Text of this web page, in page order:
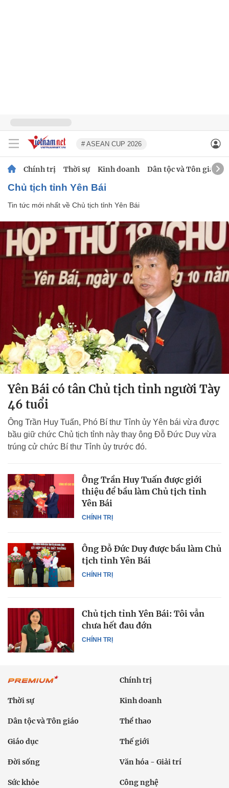
# ASEAN CUP 2026
Chính trị Thời sự Kinh doanh Dân tộc và Tôn giáo
Chủ tịch tỉnh Yên Bái
Tin tức mới nhất về Chủ tịch tỉnh Yên Bái
Yên Bái có tân Chủ tịch tỉnh người Tày
46 tuổi
Ông Trần Huy Tuấn, Phó Bí thư Tỉnh ủy Yên bái vừa được
bầu giữ chức Chủ tịch tỉnh này thay ông Đỗ Đức Duy vừa
trúng cử chức Bí thư Tỉnh ủy trước đó.
CHÍNH TRỊ
Ông Trần Huy Tuấn được giới
thiệu để bầu làm Chủ tịch tỉnh
Yên Bái
CHÍNH TRỊ
Ông Đỗ Đức Duy được bầu làm Chủ
tịch tỉnh Yên Bái
CHÍNH TRỊ
Chủ tịch tỉnh Yên Bái: Tôi vẫn
chưa hết đau đớn
Chính trị
Thời sự Kinh doanh
Dân tộc và Tôn giáo Thể thao
Giáo dục Thế giới
Đời sống Văn hóa - Giải trí
Sức khỏe Công nghệ